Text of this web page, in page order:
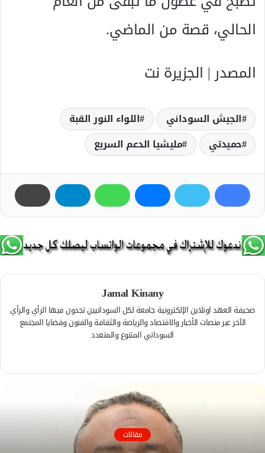
الحالي، قصة من الماضي.
المصدر | الجزيرة نت
الجيش السوداني
اللواء النور القبة
حميدتي
مليشيا الدعم السريع
Jamal Kinany
صحيفة العهد اونلاين الإلكترونية جامعة لكل السودانيين تجدون فيها الرأي والرأي
الآخر عبر منصات الأخبار والاقتصاد والرياضة والثقافة والفنون وقضايا المجتمع
السوداني المتنوع والمتعدد
ق
ع
ا
ل
ب
و
ك
مقالات